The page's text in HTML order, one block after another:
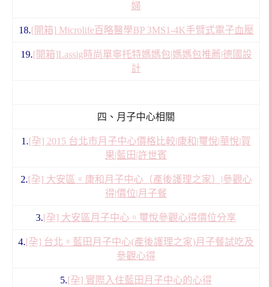
婦
18.[開箱] Microlife百略醫學BP 3MS1-4K手臂式電子血壓
19.[開箱]Lassig時尚單寧托特媽媽包|媽媽包推薦|德國設
計
四、月子中心相關
1.[孕] 2015 台北市月子中心價格比較|康和|璽悅|華悅|賀
果|藍田|許世賓
2.[孕] 大安區。康和月子中心（產後護理之家）|參觀心
得|價位|月子餐
3.[孕] 大安區月子中心。璽悅參觀心得價位分享
4.[孕] 台北。藍田月子中心(產後護理之家)月子餐試吃及
參觀心得
5.[孕] 實際入住藍田月子中心的心得